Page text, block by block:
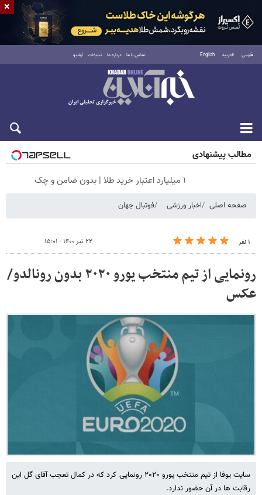
فارسی العربية English تماس با ما درباره ما تبلیغات آرشیو
جمعه ۱۶ مرداد ۱۴۰۵
مطالب پیشنهادی
۱ میلیارد اعتبار خرید طلا | بدون ضامن و چک
صفحه اصلی اخبار ورزشی فوتبال جهان
۱ نفر ۲۲ تیر ۱۴۰۰ - ۱۵:۰۱
رونمایی از تیم منتخب یورو ۲۰۲۰ بدون رونالدو/
عکس
سایت یوفا از تیم منتخب یورو ۲۰۲۰ رونمایی کرد که در کمال تعجب آقای گل این
رقابت ها در آن حضور ندارد.
×